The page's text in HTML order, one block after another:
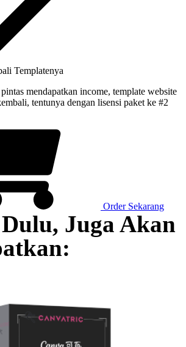
Templatenya
mendapatkan income, template website
tentunya dengan lisensi paket ke #2
Order Sekarang
Juga Akan